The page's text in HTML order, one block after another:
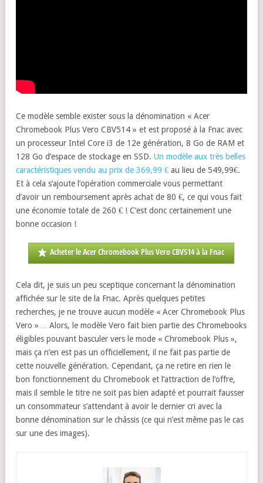
Ce modèle semble exister sous la dénomination « Acer
Chromebook Plus Vero CBV514 » et est proposé à la Fnac avec
un processeur Intel Core i3 de 12e génération, 8 Go de RAM et
128 Go d’espace de stockage en SSD. Un modèle aux très belles
caractéristiques vendu au prix de 369,99 € au lieu de 549,99€.
Et à cela s’ajoute l’opération commerciale vous permettant
d’avoir un remboursement après achat de 80 €, ce qui vous fait
une économie totale de 260 € ! C’est donc certainement une
bonne occasion !
Acheter le Acer Chromebook Plus Vero CBV514 à la Fnac
Cela dit, je suis un peu sceptique concernant la dénomination
affichée sur le site de la Fnac. Après quelques petites
recherches, je ne trouve aucun modèle « Acer Chromebook Plus
Vero »… Alors, le modèle Vero fait bien partie des Chromebooks
éligibles pouvant basculer vers le mode « Chromebook Plus »,
mais ça n’en est pas un officiellement, il ne fait pas partie de
cette nouvelle génération. Cependant, ça ne retire en rien le
bon fonctionnement du Chromebook et l’attraction de l’offre,
mais il semble le titre ne soit pas bien adapté et pourrait fausser
un consommateur s’attendant à avoir le dernier cri avec la
bonne dénomination sur le châssis (ce qui n’est même pas le cas
sur une des images).